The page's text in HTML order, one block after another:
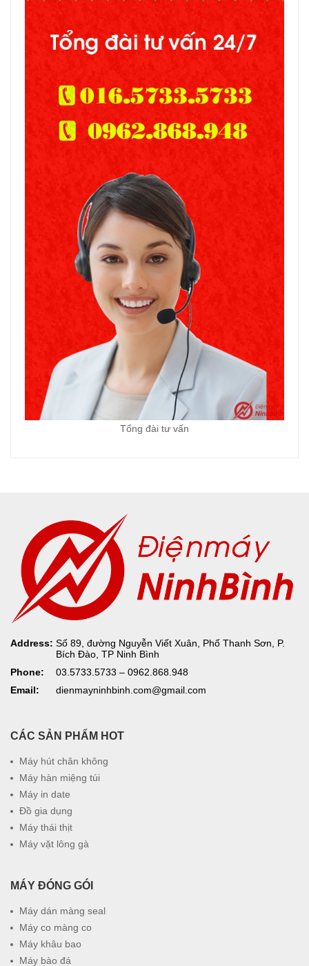
Tổng đài tư vấn
Address: Số 89, đường Nguyễn Viết Xuân, Phố Thanh Sơn, P.
Bích Đào, TP Ninh Bình
Phone:
03.5733.5733 – 0962.868.948
Email:
dienmayninhbinh.com@gmail.com
CÁC SẢN PHẨM HOT
Máy hút chân không
Máy hàn miệng túi
Máy in date
Đồ gia dụng
Máy thái thịt
Máy vặt lông gà
MÁY ĐÓNG GÓI
Máy dán màng seal
Máy co màng co
Máy khâu bao
Máy bào đá